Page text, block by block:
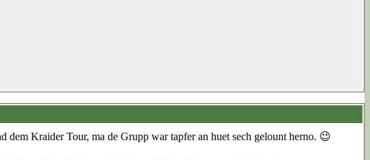
dem Kraider Tour, ma de Grupp war tapfer an huet sech gelount herno. 😉